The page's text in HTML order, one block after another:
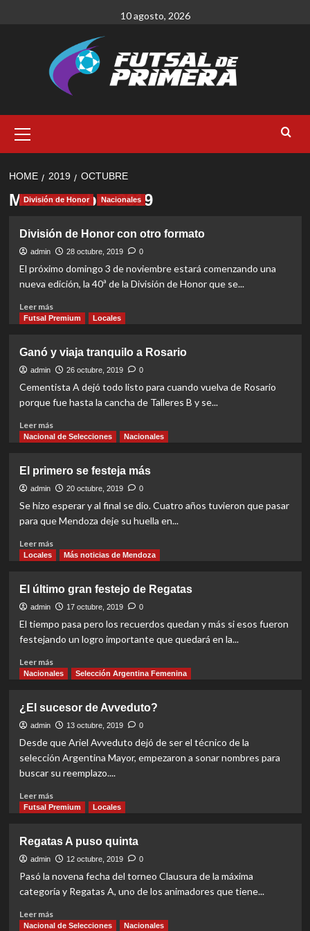
10 agosto, 2026
Menu
HOME 2019 OCTUBRE
Mes:octubre 2019
División de Honor Nacionales
División de Honor con otro formato
admin 28 octubre, 2019 0
El próximo domingo 3 de noviembre estará comenzando una
nueva edición, la 40ª de la División de Honor que se...
Leer másRead
more
de
Honor
con
otro
Futsal Premium Locales
Ganó y viaja tranquilo a Rosario
admin 26 octubre, 2019 0
Cementista A dejó todo listo para cuando vuelva de Rosario
porque fue hasta la cancha de Talleres B y se...
Leer másRead
more
y
viaja
tranquilo
Nacional de Selecciones Nacionales
El primero se festeja más
admin 20 octubre, 2019 0
Se hizo esperar y al final se dio. Cuatro años tuvieron que pasar
para que Mendoza deje su huella en...
Leer másRead
more
primero
se
festeja
más
Locales Más noticias de Mendoza
El último gran festejo de Regatas
admin 17 octubre, 2019 0
El tiempo pasa pero los recuerdos quedan y más si esos fueron
festejando un logro importante que quedará en la...
Leer másRead
more
último
gran
festejo
de
Regatas
Nacionales Selección Argentina Femenina
¿El sucesor de Avveduto?
admin 13 octubre, 2019 0
Desde que Ariel Avveduto dejó de ser el técnico de la
selección Argentina Mayor, empezaron a sonar nombres para
buscar su reemplazo....
Leer másRead
more
sucesor
de
Avveduto?
Futsal Premium Locales
Regatas A puso quinta
admin 12 octubre, 2019 0
Pasó la novena fecha del torneo Clausura de la máxima
categoría y Regatas A, uno de los animadores que tiene...
Leer másRead
more
Nacional de Selecciones Nacionales